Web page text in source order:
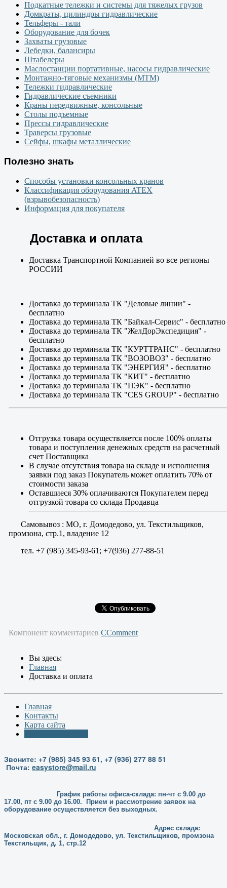
Подкатные тележки и системы для тяжелых грузов
Домкраты, цилиндры гидравлические
Тельферы - тали
Оборудование для бочек
Захваты грузовые
Лебедки, балансиры
Штабелеры
Маслостанции портативные, насосы гидравлические
Монтажно-тяговые механизмы (МТМ)
Тележки гидравлические
Гидравлические съемники
Краны передвижные, консольные
Столы подъемные
Прессы гидравлические
Траверсы грузовые
Сейфы, шкафы металлические
Полезно знать
Способы установки консольных кранов
Классификация оборудования ATEX
(взрывобезопасность)
Информация для покупателя
Доставка и оплата
Доставка Транспортной Компанией во все регионы
РОССИИ
Доставка до терминала ТК "Деловые линии" -
бесплатно
Доставка до терминала ТК "Байкал-Сервис" - бесплатно
Доставка до терминала ТК "ЖелДорЭкспедиция" -
бесплатно
Доставка до терминала ТК "КУРТТРАНС" - бесплатно
Доставка до терминала ТК "ВОЗОВОЗ" - бесплатно
Доставка до терминала ТК "ЭНЕРГИЯ" - бесплатно
Доставка до терминала ТК "КИТ" - бесплатно
Доставка до терминала ТК "ПЭК" - бесплатно
Доставка до терминала ТК "CES GROUP" - бесплатно
Отгрузка товара осуществляется после 100% оплаты
товара и поступления денежных средств на расчетный
счет Поставщика
В случае отсутствия товара на складе и исполнения
заявки под заказ Покупатель может оплатить 70% от
стоимости заказа
Оставшиеся 30% оплачиваются Покупателем перед
отгрузкой товара со склада Продавца
Самовывоз : МО, г. Домодедово, ул. Текстильщиков,
промзона, стр.1, владение 12
тел. +7 (985) 345-93-61; +7(936) 277-88-51
Компонент комментариевCComment
Вы здесь:
Главная
Доставка и оплата
Главная
Контакты
Карта сайта
Звоните: +7 (985) 345 93 61, +7 (936) 277 88 51
Почта: easystore@mail.ru
График работы офиса-склада: пн-чт с 9.00 до
17.00, пт с 9.00 до 16.00. Прием и рассмотрение заявок на
оборудование осуществляется без выходных.
Адрес склада:
Московская обл., г. Домодедово, ул. Текстильщиков, промзона
Текстильщик, д. 1, стр.12